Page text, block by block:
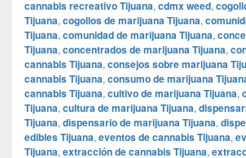
cannabis recreativo Tijuana, cdmx weed,
Tijuana, cogollos de marijuana Tijuana,
Tijuana, comunidad de marijuana Tijuana,
Tijuana, concentrados de marijuana Tijuana,
cannabis Tijuana, consejos sobre marijuana
cannabis Tijuana, consumo de marijuana
cannabis Tijuana, cultivo de marijuana Tijuana,
Tijuana, cultura de marijuana Tijuana,
Tijuana, dispensario de marijuana Tijuana,
edibles Tijuana, eventos de cannabis Tijuana,
Tijuana, extracción de cannabis Tijuana,